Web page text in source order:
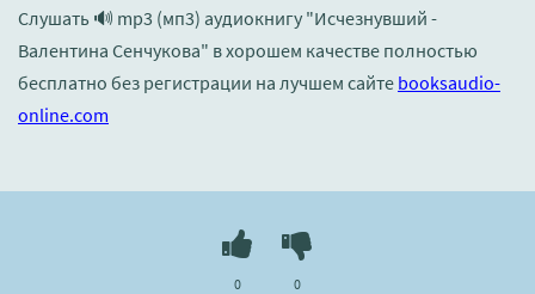
Слушать 🔊 mp3 (мп3) аудиокнигу "Исчезнувший -
Валентина Сенчукова" в хорошем качестве полностью
бесплатно без регистрации на лучшем сайте booksaudio-
online.com
0 0